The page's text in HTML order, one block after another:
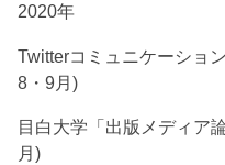
2020年
Twitterコミュニケーショ
8・9月)
目白大学「出版メディア
月)